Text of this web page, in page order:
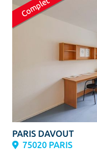
PARIS DAVOUT
75020 PARIS